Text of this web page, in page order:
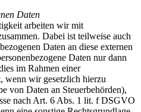
Daten
arbeiten wir mit
Dabei ist teilweise auch
Daten an diese externen
Daten nur dann
im Rahmen einer
wenn wir gesetzlich hierzu
von Daten an Steuerbehörden),
nach Art. 6 Abs. 1 lit. f DSGVO